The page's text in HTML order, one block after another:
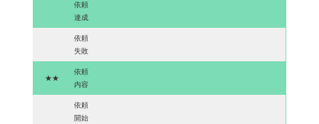
依頼
達成
依頼
失敗
★★
依頼
内容
依頼
開始